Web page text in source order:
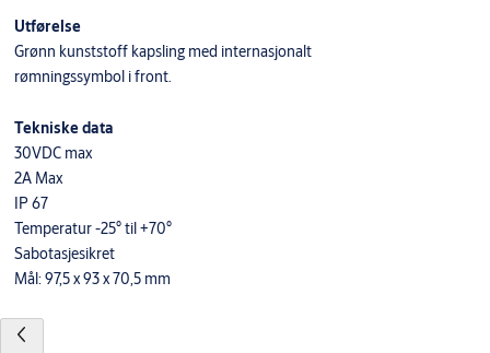
Utførelse
Grønn kunststoff kapsling med internasjonalt
rømningssymbol i front.
Tekniske data
30VDC max
2A Max
IP 67
Temperatur -25° til +70°
Sabotasjesikret
Mål: 97,5 x 93 x 70,5 mm